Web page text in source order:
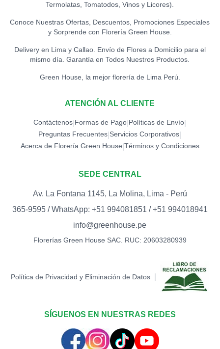
Termolatas, Tomatodos, Vinos y Licores).
Conoce Nuestras Ofertas, Descuentos, Promociones Especiales
y Sorprende con Florería Green House.
Delivery en Lima y Callao. Envío de Flores a Domicilio para el
mismo día. Garantía en Todos Nuestros Productos.
Green House, la mejor florería de Lima Perú.
ATENCIÓN AL CLIENTE
Contáctenos Formas de Pago Políticas de Envío
Preguntas Frecuentes Servicios Corporativos
Acerca de Florería Green House Términos y Condiciones
SEDE CENTRAL
Av. La Fontana 1145, La Molina, Lima - Perú
365-9595 / WhatsApp: +51 994081851 / +51 994018941
info@greenhouse.pe
Florerías Green House SAC. RUC: 20603280939
Política de Privacidad y Eliminación de Datos
SÍGUENOS EN NUESTRAS REDES